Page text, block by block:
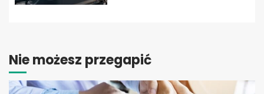
Nie możesz przegapić